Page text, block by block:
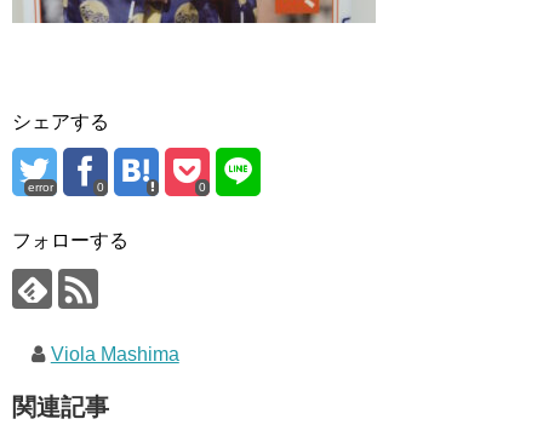
シェアする
error 0 0
フォローする
Viola Mashima
関連記事